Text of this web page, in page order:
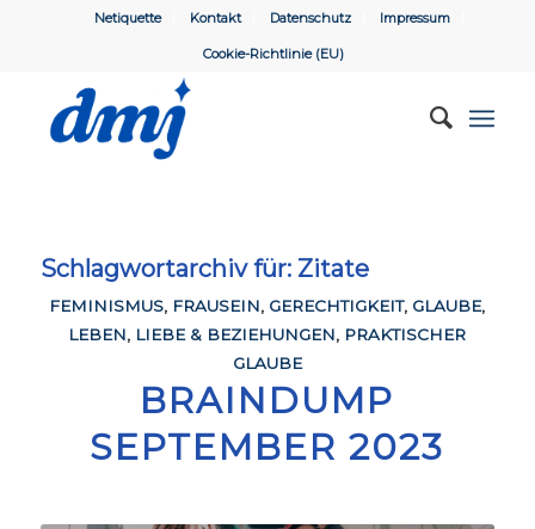
Netiquette Kontakt Datenschutz Impressum
Cookie-Richtlinie (EU)
Schlagwortarchiv für: Zitate
FEMINISMUS, FRAUSEIN, GERECHTIGKEIT, GLAUBE,
LEBEN, LIEBE & BEZIEHUNGEN, PRAKTISCHER
GLAUBE
BRAINDUMP
SEPTEMBER 2023